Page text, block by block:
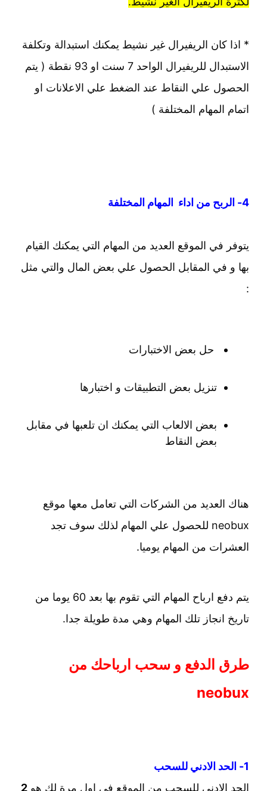
* اذا كان الريفيرال غير نشيط يمكنك استبدالة وتكلفة
الاستبدال للريفيرال الواحد 7 سنت او 93 نقطة ( يتم
الحصول علي النقاط عند الضغط علي الاعلانات او
اتمام المهام المختلفة )
يتوفر في الموقع العديد من المهام التي يمكنك القيام
بها و في المقابل الحصول علي بعض المال والتي مثل
حل بعض الاختبارات
تنزيل بعض التطبيقات و اختبارها
بعض الالعاب التي يمكنك ان تلعبها في مقابل
بعض النقاط
هناك العديد من الشركات التي تعامل معها موقع
neobux للحصول علي المهام لذلك سوف تجد
العشرات من المهام يوميا.
يتم دفع ارباح المهام التي تقوم بها بعد 60 يوما من
تاريخ انجاز تلك المهام وهي مدة طويلة جدا.
طرق الدفع و سحب ارباحك من
neobux
الحد الادني للسحب من الموقع في اول مرة لك هو2